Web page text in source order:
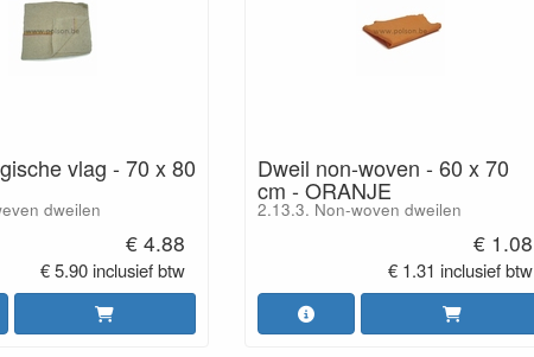
vlag - 70 x 80
dweilen
€ 4.88
€ 5.90 inclusief btw
Dweil non-woven - 60 x 70
cm - ORANJE
2.13.3. Non-woven dweilen
€ 1.08
€ 1.31 inclusief btw